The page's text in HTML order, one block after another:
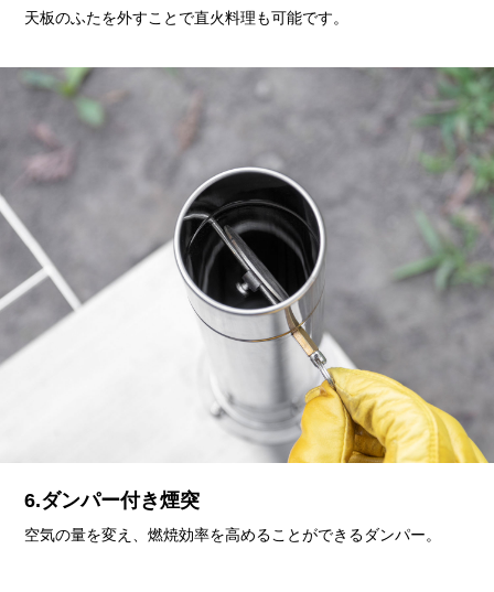
天板のふたを外すことで直火料理も可能です。
6.ダンパー付き煙突
空気の量を変え、燃焼効率を高めることができるダンパー。